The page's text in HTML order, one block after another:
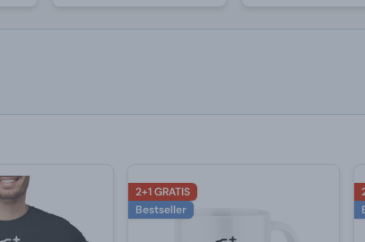
2+1 GRATIS
Bestseller